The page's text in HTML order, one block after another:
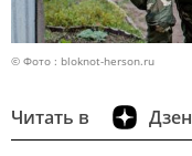
© Фото : bloknot-herson.ru
Читать в Дзен